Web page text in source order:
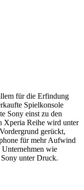
für die Erfindung
Spielkonsole
Sony einst zu den
Xperia Reihe wird unter
gerückt,
für mehr Aufwind
wie
Sony unter Druck.